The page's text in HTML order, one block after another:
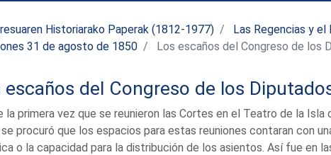
Historiarako Paperak (1812-1977)
Las Regencias y
31 de agosto de 1850 Los escaños del Congreso de los
escaños del Congreso de los
la primera vez que se reunieron las Cortes en el Teatro de la
procuró que los espacios para estas reuniones contaran con
o la capacidad para la distribución de los asientos. Así fue en